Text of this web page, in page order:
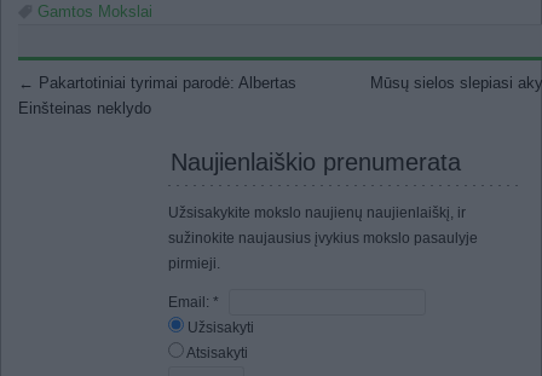
Gamtos Mokslai
Post navigation
← Pakartotiniai tyrimai parodė: Albertas
Einšteinas neklydo
Mūsų sielos slepiasi
Naujienlaiškio prenumerata
Užsisakykite mokslo naujienų naujienlaiškį, ir
sužinokite naujausius įvykius mokslo pasaulyje
pirmieji.
Email: *
Užsisakyti
Atsisakyti